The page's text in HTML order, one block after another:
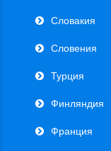
Словакия
Словения
Турция
Финляндия
Франция